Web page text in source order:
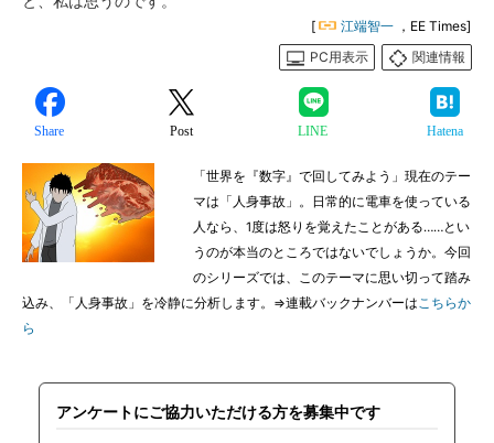
[ 江端智一 ，EE Times]
PC用表示
関連情報
Share Post LINE Hatena
「世界を『数字』で回してみよう」現在のテー
マは「人身事故」。日常的に電車を使っている
人なら、1度は怒りを覚えたことがある……とい
うのが本当のところではないでしょうか。今回
のシリーズでは、このテーマに思い切って踏み
込み、「人身事故」を冷静に分析します。⇒連載バックナンバーはこちらか
ら
アンケートにご協力いただける方を募集中です